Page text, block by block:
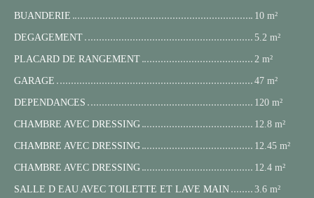
BUANDERIE
10 m²
DEGAGEMENT
5.2 m²
PLACARD DE RANGEMENT
2 m²
GARAGE
47 m²
DEPENDANCES
120 m²
CHAMBRE AVEC DRESSING
12.8 m²
CHAMBRE AVEC DRESSING
12.45 m²
CHAMBRE AVEC DRESSING
12.4 m²
SALLE D EAU AVEC TOILETTE ET LAVE MAIN
3.6 m²